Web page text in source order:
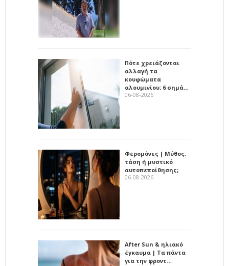
Πότε χρειάζονται
αλλαγή τα
κουφώματα
αλουμινίου; 6 σημά…
06-08-2026
Φερομόνες | Μύθος,
τάση ή μυστικό
αυτοπεποίθησης;
06-08-2026
After Sun & ηλιακό
έγκαυμα | Τα πάντα
για την φροντ…